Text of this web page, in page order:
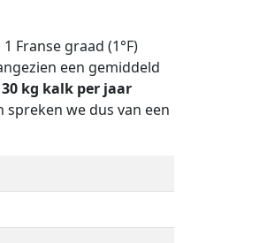
Franse graad (1°F)
een gemiddeld
30 kg kalk per jaar
we dus van een